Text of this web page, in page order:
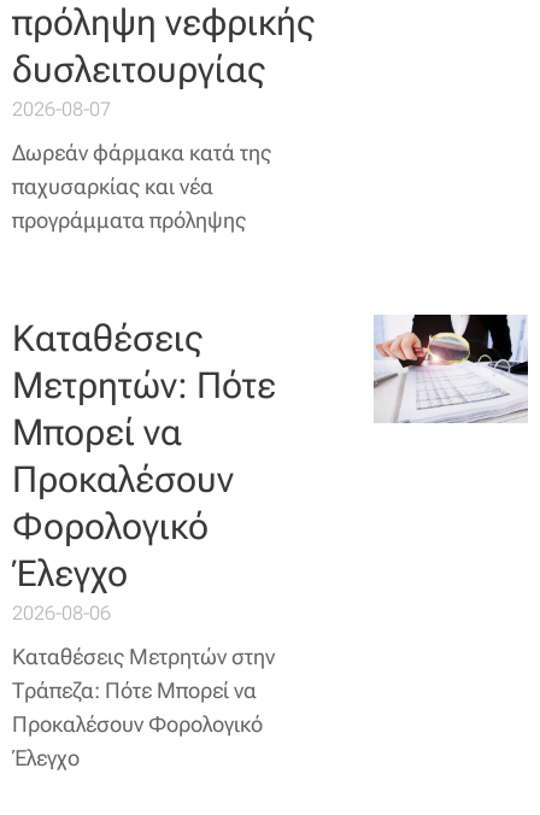
πρόληψη νεφρικής
δυσλειτουργίας
2026-08-07
Δωρεάν φάρμακα κατά της
παχυσαρκίας και νέα
προγράμματα πρόληψης
Καταθέσεις
Μετρητών: Πότε
Μπορεί να
Προκαλέσουν
Φορολογικό
Έλεγχο
2026-08-06
Καταθέσεις Μετρητών στην
Τράπεζα: Πότε Μπορεί να
Προκαλέσουν Φορολογικό
Έλεγχο